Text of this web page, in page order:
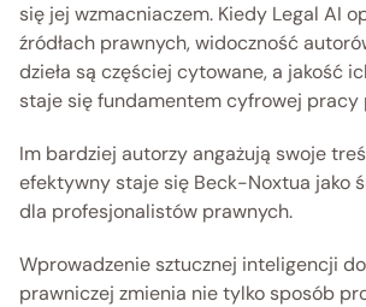
się jej wzmacniaczem. Kiedy Legal AI
źródłach prawnych, widoczność
dzieła są częściej cytowane, a jakość
staje się fundamentem cyfrowej pracy
Im bardziej autorzy angażują swoje
efektywny staje się Beck-Noxtua jako
dla profesjonalistów prawnych.
Wprowadzenie sztucznej inteligencji
prawniczej zmienia nie tylko sposób